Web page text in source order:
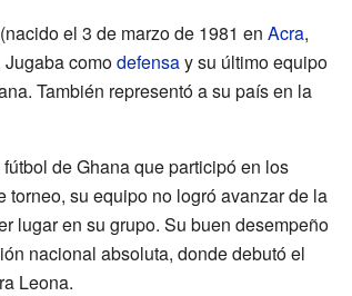
el 3 de marzo de 1981 en Acra,
Jugaba comodefensay su último equipo
También representó a su país en la
de Ghana que participó en los
torneo, su equipo no logró avanzar de la
lugar en su grupo. Su buen desempeño
nacional absoluta, donde debutó el
Leona.